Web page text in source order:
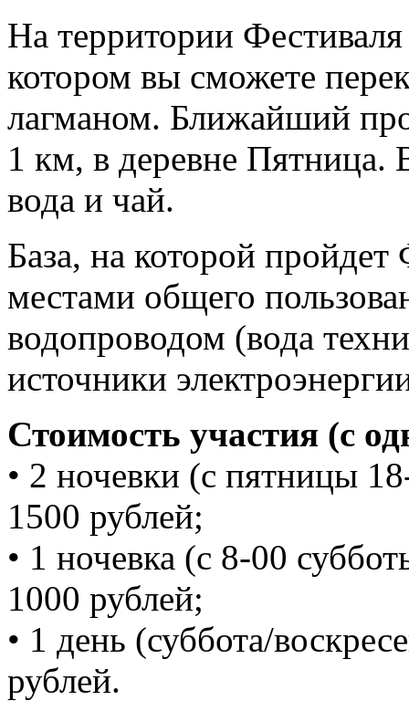
На территории
котором вы сможете
лагманом. Ближайший
1 км, в деревне Пятница.
вода и чай.
База, на которой пройдет
местами общего
водопроводом (вода
источники
Стоимость участия (с
• 2 ночевки (с пятницы
1500 рублей;
• 1 ночевка (с 8-00
1000 рублей;
• 1 день (суббота/
рублей.